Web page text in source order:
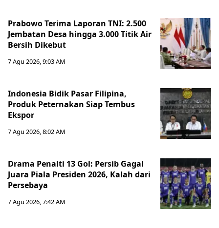
Prabowo Terima Laporan TNI: 2.500
Jembatan Desa hingga 3.000 Titik Air
Bersih Dikebut
7 Agu 2026, 9:03 AM
Indonesia Bidik Pasar Filipina,
Produk Peternakan Siap Tembus
Ekspor
7 Agu 2026, 8:02 AM
Drama Penalti 13 Gol: Persib Gagal
Juara Piala Presiden 2026, Kalah dari
Persebaya
7 Agu 2026, 7:42 AM